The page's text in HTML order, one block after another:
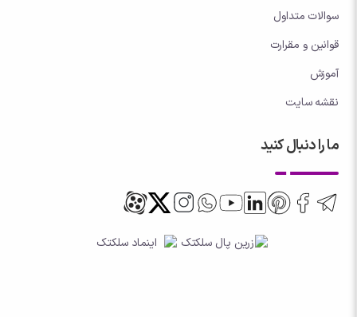
سوالات متداول
قوانین و مقرارت
آموزش
نقشه سایت
ما را دنبال کنید